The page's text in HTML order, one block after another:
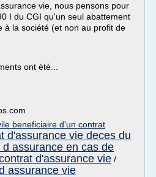
vie, nous pensons pour
I du CGI qu'un seul abattement
à la société (et non au profit de
ont été...
beneficiaire d'un contrat
d'assurance vie deces du
d assurance en cas de
d'assurance vie /
assurance vie